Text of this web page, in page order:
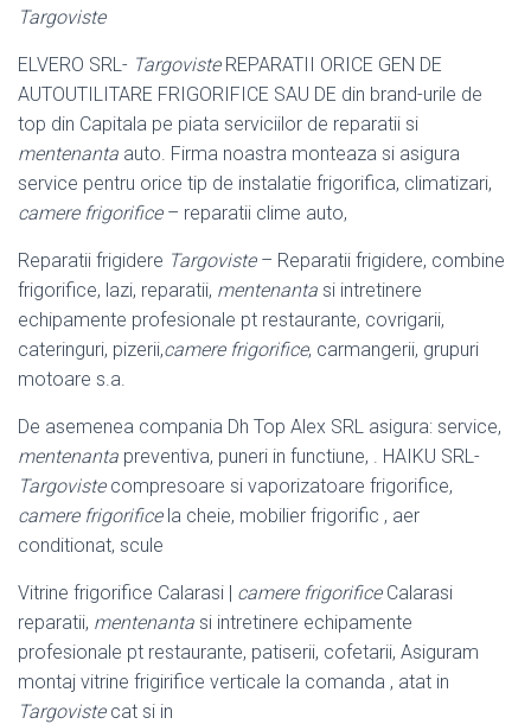
Targoviste
ELVERO SRL- TargovisteREPARATII ORICE GEN DE
AUTOUTILITARE FRIGORIFICE SAU DE din brand-urile de
top din Capitala pe piata serviciilor de reparatii si
mentenanta auto. Firma noastra monteaza si asigura
service pentru orice tip de instalatie frigorifica, climatizari,
camere frigorifice– reparatii clime auto,
Reparatii frigidere Targoviste– Reparatii frigidere, combine
frigorifice, lazi, reparatii, mentenanta si intretinere
echipamente profesionale pt restaurante, covrigarii,
cateringuri, pizerii,camere frigorifice, carmangerii, grupuri
motoare s.a.
De asemenea compania Dh Top Alex SRL asigura: service,
mentenanta preventiva, puneri in functiune, . HAIKU SRL-
Targovistecompresoare si vaporizatoare frigorifice,
camere frigorificela cheie, mobilier frigorific , aer
conditionat, scule
Vitrine frigorifice Calarasi | camere frigorificeCalarasi
reparatii, mentenanta si intretinere echipamente
profesionale pt restaurante, patiserii, cofetarii, Asiguram
montaj vitrine frigirifice verticale la comanda , atat in
Targovistecat si in